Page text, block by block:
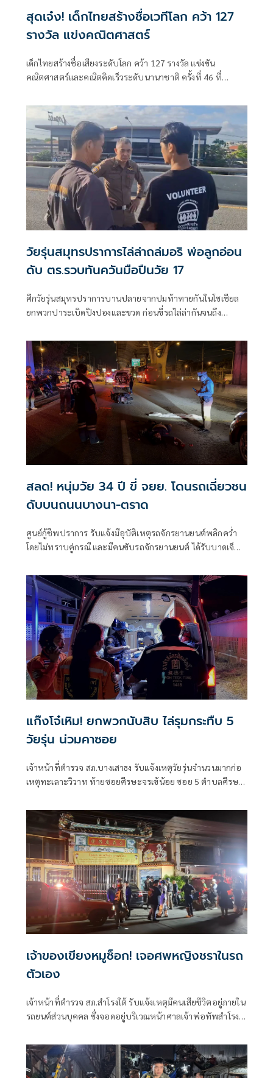
สุดเจ๋ง! เด็กไทยสร้างชื่อเวทีโลก คว้า 127
รางวัล แข่งคณิตศาสตร์
เด็กไทยสร้างชื่อเสียงระดับโลก คว้า 127 รางวัล แข่งขัน
คณิตศาสตร์และคณิตคิดเร็วระดับนานาชาติ ครั้งที่ 46 ที่
วัยรุ่นสมุทรปราการไล่ล่าถล่มอริ พ่อลูกอ่อน
ดับ ตร.รวบทันควันมือปืนวัย 17
ศึกวัยรุ่นสมุทรปราการบานปลายจากปมท้าทายกันในโซเชียล
ยกพวกปาระเบิดปิงปองและขวด ก่อนขี่รถไล่ล่ากันจนถึง
สลด! หนุ่มวัย 34 ปี ขี่ จยย. โดนรถเฉี่ยวชน
ดับบนถนนบางนา-ตราด
ศูนย์กู้ชีพปราการ รับแจ้งมีอุบัติเหตุรถจักรยานยนต์พลิกคว่ำ
โดยไม่ทราบคู่กรณี และมีคนขับรถจักรยานยนต์ ได้รับบาดเจ็บ
แก๊งโจ๋เหิม! ยกพวกนับสิบ ไล่รุมกระทืบ 5
วัยรุ่น น่วมคาซอย
เจ้าหน้าที่ตำรวจ สภ.บางเสาธง รับแจ้งเหตุวัยรุ่นจำนวนมากก่อ
เหตุทะเลาะวิวาท ท้ายซอยศีรษะจรเข้น้อย ซอย 5 ตำบลศีรษะ
เจ้าของเขียงหมูช็อก! เจอศพหญิงชราในรถ
ตัวเอง
เจ้าหน้าที่ตำรวจ สภ.สำโรงใต้ รับแจ้งเหตุมีคนเสียชีวิตอยู่ภายใน
รถยนต์ส่วนบุคคล ซึ่งจอดอยู่บริเวณหน้าศาลเจ้าพ่อทัพสำโรง
จ.สมุทรปราการ หลังรับแจ้งจึงประสานเจ้าหน้าที่กู้ภัยป่อเต็กตึ๊ง
รุดไปตรวจสอบพร้อมด้วยพนักงานสอบสวน